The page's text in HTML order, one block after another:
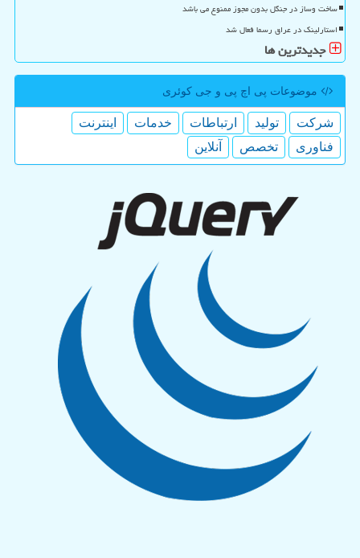
ساخت وساز در جنگل بدون مجوز ممنوع می باشد
استارلینک در عراق رسما فعال شد
جدیدترین ها
موضوعات پی اچ پی و جی كوئری
شركت تولید ارتباطات خدمات
اینترنت
فناوری
تخصص آنلاین